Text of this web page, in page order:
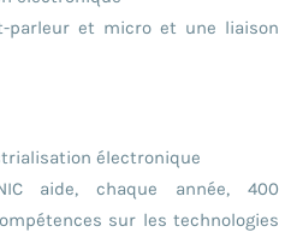
parleur et micro et une liaison
électronique
aide, chaque année, 400
sur les technologies